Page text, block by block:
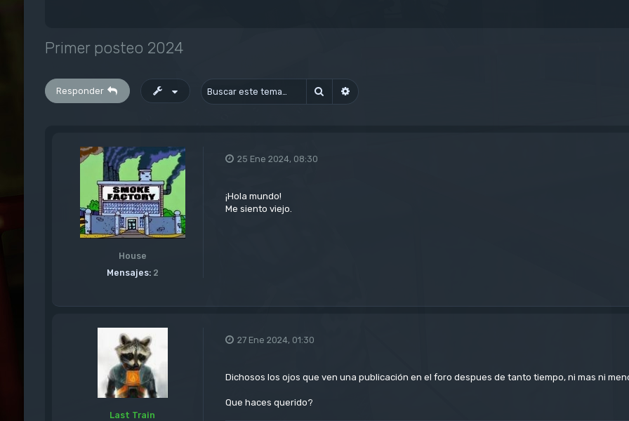
Primer posteo 2024
Responder Buscar Búsqueda avanzada
House
Mensajes: 2
25 Ene 2024, 08:30
¡Hola mundo!
Me siento viejo.
Last Train
27 Ene 2024, 01:30
Dichosos los ojos que ven una publicación en el foro despues de tanto tiempo, ni mas ni
Que haces querido?